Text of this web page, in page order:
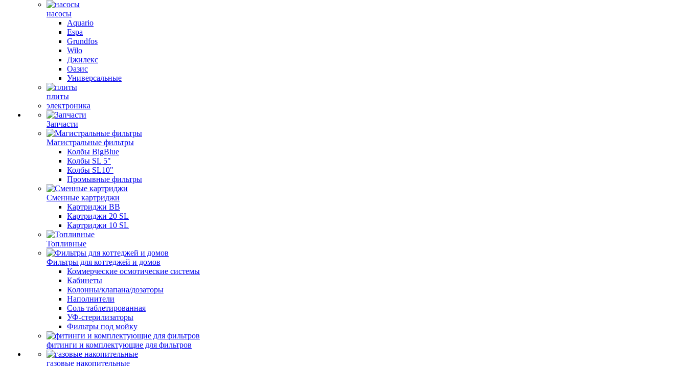
насосы
Aquario
Espa
Grundfos
Wilo
Джилекс
Оазис
Универсальные
плиты
электроника
Запчасти
Магистральные фильтры
Колбы BigBlue
Колбы SL 5"
Колбы SL10"
Промывные фильтры
Сменные картриджи
Картриджи BB
Картриджи 20 SL
Картриджи 10 SL
Топливные
Фильтры для коттеджей и домов
Коммерческие осмотические системы
Кабинеты
Колонны/клапана/дозаторы
Наполнители
Соль таблетированная
УФ-стерилизаторы
Фильтры под мойку
фитинги и комплектующие для фильтров
газовые накопительные